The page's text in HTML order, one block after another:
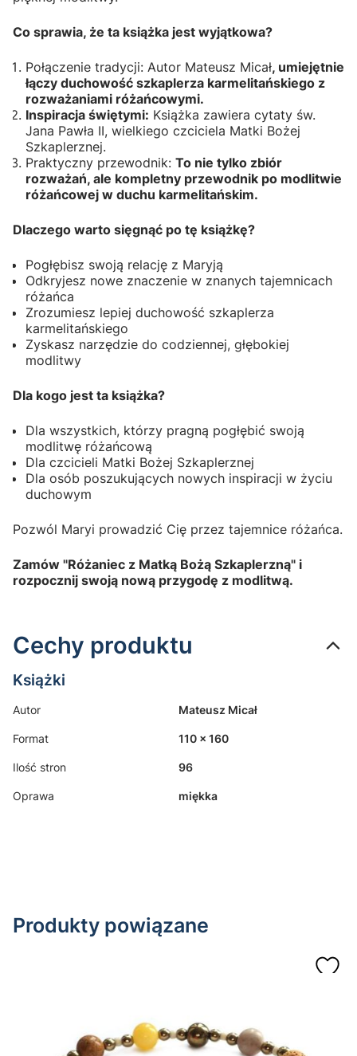
Co sprawia, że ta książka jest wyjątkowa?
Połączenie tradycji: Autor Mateusz Micał, umiejętnie
łączy duchowość szkaplerza karmelitańskiego z
rozważaniami różańcowymi.
Inspiracja świętymi: Książka zawiera cytaty św.
Jana Pawła II, wielkiego czciciela Matki Bożej
Szkaplerznej.
Praktyczny przewodnik: To nie tylko zbiór
rozważań, ale kompletny przewodnik po modlitwie
różańcowej w duchu karmelitańskim.
Dlaczego warto sięgnąć po tę książkę?
Pogłębisz swoją relację z Maryją
Odkryjesz nowe znaczenie w znanych tajemnicach
różańca
Zrozumiesz lepiej duchowość szkaplerza
karmelitańskiego
Zyskasz narzędzie do codziennej, głębokiej
modlitwy
Dla kogo jest ta książka?
Dla wszystkich, którzy pragną pogłębić swoją
modlitwę różańcową
Dla czcicieli Matki Bożej Szkaplerznej
Dla osób poszukujących nowych inspiracji w życiu
duchowym
Pozwól Maryi prowadzić Cię przez tajemnice różańca.
Zamów "Różaniec z Matką Bożą Szkaplerzną" i
rozpocznij swoją nową przygodę z modlitwą.
Cechy produktu
Książki
Autor Mateusz Micał
Format 110 x 160
Ilość stron 96
Oprawa miękka
Produkty powiązane